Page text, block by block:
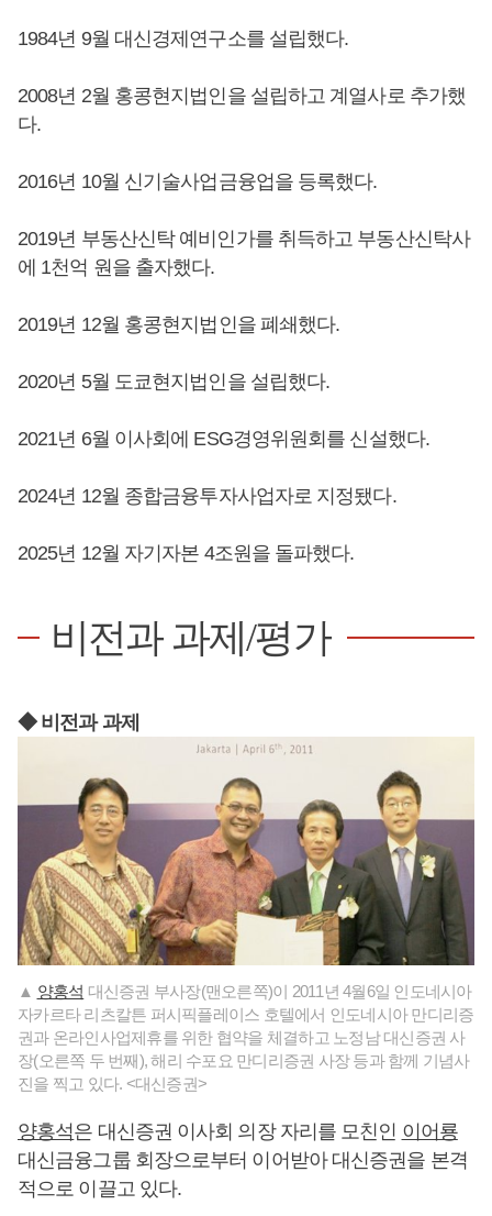
1984년 9월 대신경제연구소를 설립했다.
2008년 2월 홍콩현지법인을 설립하고 계열사로 추가했
다.
2016년 10월 신기술사업금융업을 등록했다.
2019년 부동산신탁 예비인가를 취득하고 부동산신탁사
에 1천억 원을 출자했다.
2019년 12월 홍콩현지법인을 폐쇄했다.
2020년 5월 도쿄현지법인을 설립했다.
2021년 6월 이사회에 ESG경영위원회를 신설했다.
2024년 12월 종합금융투자사업자로 지정됐다.
2025년 12월 자기자본 4조원을 돌파했다.
비전과 과제/평가
◆ 비전과 과제
▲ 양홍석 대신증권 부사장(맨오른쪽)이 2011년 4월6일 인도네시아
자카르타 리츠칼튼 퍼시픽플레이스 호텔에서 인도네시아 만디리증
권과 온라인사업제휴를 위한 협약을 체결하고 노정남 대신증권 사
장(오른쪽 두 번째), 해리 수포요 만디리증권 사장 등과 함께 기념사
진을 찍고 있다. <대신증권>
양홍석은 대신증권 이사회 의장 자리를 모친인 이어룡
대신금융그룹 회장으로부터 이어받아 대신증권을 본격
적으로 이끌고 있다.